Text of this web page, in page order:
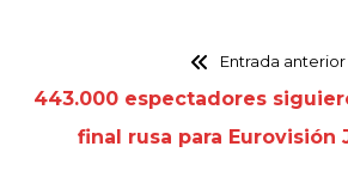
Entrada anterior
443.000 espectadores
final rusa para Eurovisión